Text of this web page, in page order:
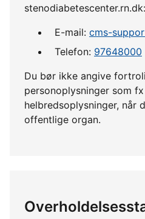
stenodiabetescenter.rn.dk:
E-mail: cms-
Telefon: 97648000
Du bør ikke angive
personoplysninger som
helbredsoplysninger, når
offentlige organ.